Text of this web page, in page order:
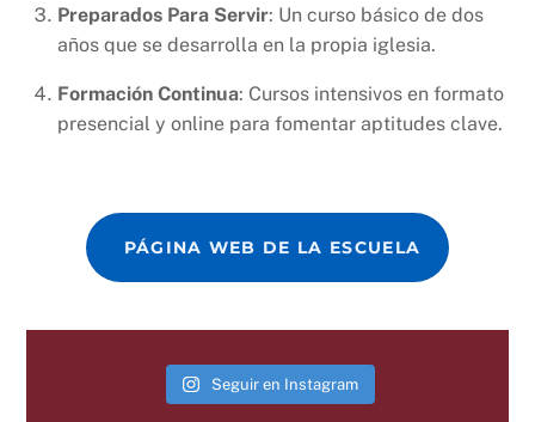
Preparados Para Servir: Un curso básico de dos
años que se desarrolla en la propia iglesia.
Formación Continua: Cursos intensivos en formato
presencial y online para fomentar aptitudes clave.
PÁGINA WEB DE LA ESCUELA
Seguir en Instagram